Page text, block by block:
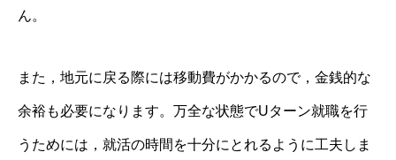
ん。
また，地元に戻る際には移動費がかかるので，金銭的な
余裕も必要になります。万全な状態でUターン就職を行
うためには，就活の時間を十分にとれるように工夫しま